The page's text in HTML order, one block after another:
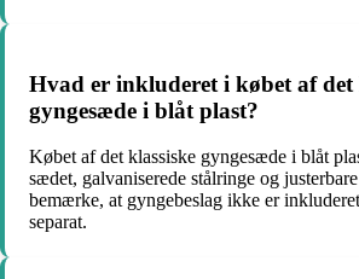
Hvad er inkluderet i købet af det
gyngesæde i blåt plast?
Købet af det klassiske gyngesæde i blåt
sædet, galvaniserede stålringe og
bemærke, at gyngebeslag ikke er
separat.